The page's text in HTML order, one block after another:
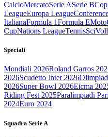
CalcioMercatoSerie ASerie B
LeagueEuropa League
ItalianaFormula 1Formula E
CupNations LeagueTennisSci
Speciali
Mondiali 2026Roland Garros
2026Scudetto Inter 2026
2026Super Bowl 2026Eicma
Riding Fest 2025Paralimpiadi
2024Euro 2024
Squadra Serie A